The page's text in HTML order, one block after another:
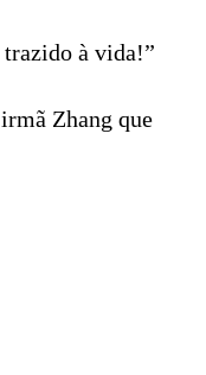
à vida!”
Zhang que